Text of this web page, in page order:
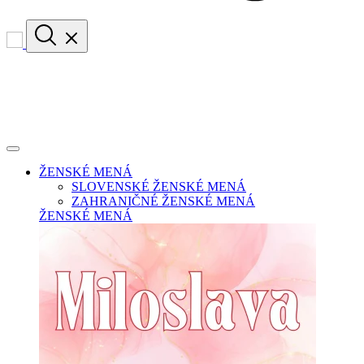
ŽENSKÉ MENÁ
SLOVENSKÉ ŽENSKÉ MENÁ
ZAHRANIČNÉ ŽENSKÉ MENÁ
ŽENSKÉ MENÁ